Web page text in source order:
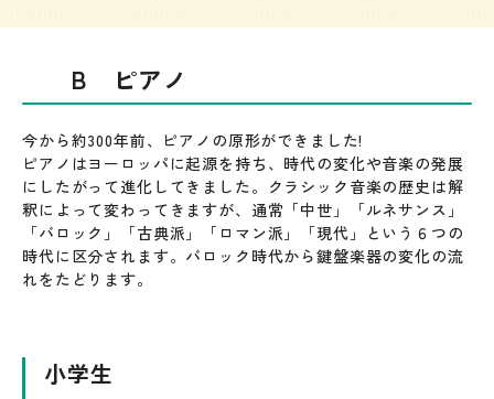
B ピアノ
今から約300年前、ピアノの原形ができました!
ピアノはヨーロッパに起源を持ち、時代の変化や音楽の発展
にしたがって進化してきました。クラシック音楽の歴史は解
釈によって変わってきますが、通常「中世」「ルネサンス」
「バロック」「古典派」「ロマン派」「現代」という６つの
時代に区分されます。バロック時代から鍵盤楽器の変化の流
れをたどります。
小学生